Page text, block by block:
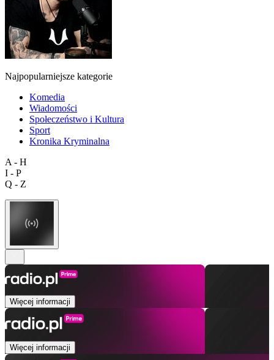
Najpopularniejsze kategorie
Komedia
Wiadomości
Społeczeństwo i Kultura
Sport
Kronika Kryminalna
A - H
I - P
Q - Z
Więcej informacji
Więcej informacji